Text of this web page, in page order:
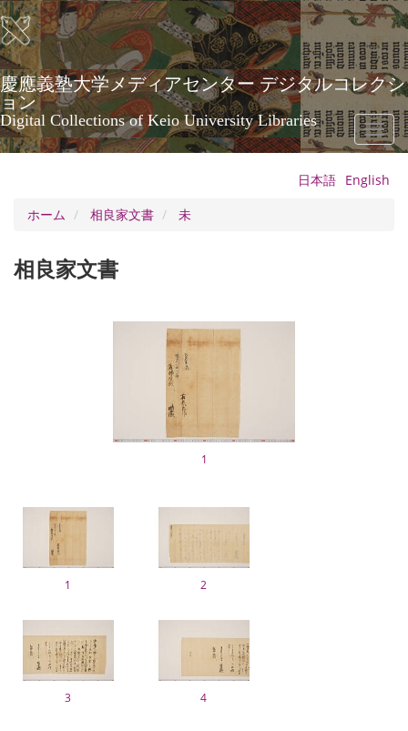
メ
イ
ン
コ
ン
テ
ン
ツ
に
慶應義塾大学メディアセンター デジタルコレクシ
ョン
Digital Collections of Keio University Libraries
Toggle
日本語 English
ホーム
相良家文書 未
相良家文書
1
1 2
3 4